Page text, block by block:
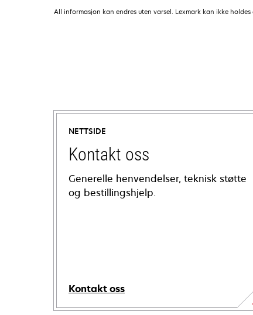
All informasjon kan endres uten varsel. Lexmark kan ikke
NETTSIDE
Kontakt oss
Generelle henvendelser, teknisk støtte
og bestillingshjelp.
Kontakt oss